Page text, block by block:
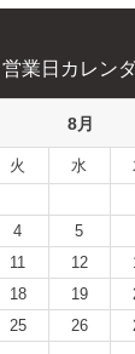
営業日カレン
8月
火 水
4 5
11 12
18 19
25 26